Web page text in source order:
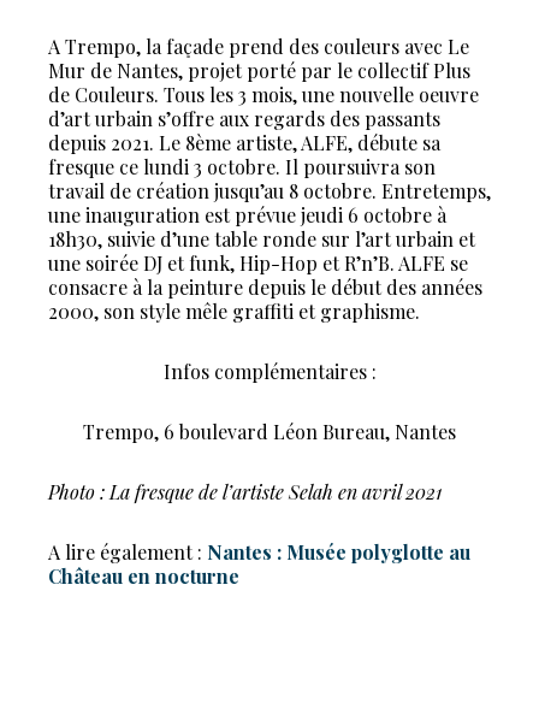
A Trempo, la façade prend des couleurs avec Le
Mur de Nantes, projet porté par le collectif Plus
de Couleurs. Tous les 3 mois, une nouvelle oeuvre
d’art urbain s’offre aux regards des passants
depuis 2021. Le 8ème artiste, ALFE, débute sa
fresque ce lundi 3 octobre. Il poursuivra son
travail de création jusqu’au 8 octobre. Entretemps,
une inauguration est prévue jeudi 6 octobre à
18h30, suivie d’une table ronde sur l’art urbain et
une soirée DJ et funk, Hip-Hop et R’n’B. ALFE se
consacre à la peinture depuis le début des années
2000, son style mêle graffiti et graphisme.
Infos complémentaires :
Trempo, 6 boulevard Léon Bureau, Nantes
Photo : La fresque de l’artiste Selah en avril 2021
A lire également : Nantes : Musée polyglotte au
Château en nocturne